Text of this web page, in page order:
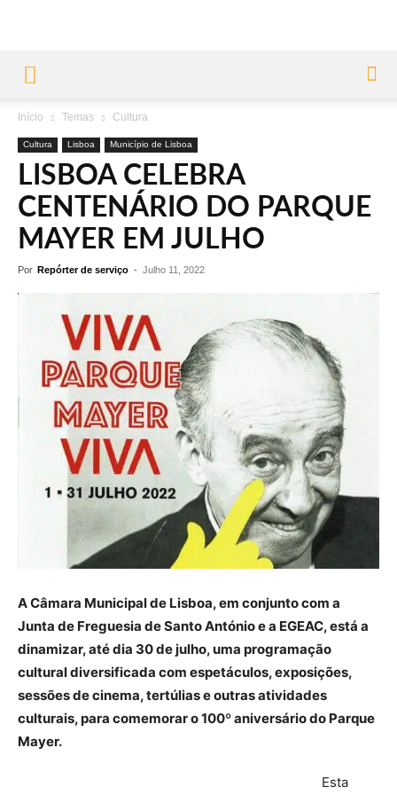
Início Temas Cultura
Cultura Lisboa Município de Lisboa
LISBOA CELEBRA
CENTENÁRIO DO PARQUE
MAYER EM JULHO
Por Repórter de serviço - Julho 11, 2022
A Câmara Municipal de Lisboa, em conjunto com a
Junta de Freguesia de Santo António e a EGEAC, está a
dinamizar, até dia 30 de julho, uma programação
cultural diversificada com espetáculos, exposições,
sessões de cinema, tertúlias e outras atividades
culturais, para comemorar o 100º aniversário do Parque
Mayer.
Esta